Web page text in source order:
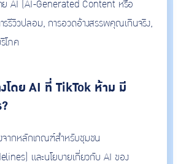
ย AI (AI-Generated Content หรือ
รรีวิวปลอม, การอวดอ้างสรรพคุณเกินจริง,
โภค
โดย AI ที่ TikTok ห้าม มี
จากหลักเกณฑ์สำหรับชุมชน
และนโยบายเกี่ยวกับ AI ของ